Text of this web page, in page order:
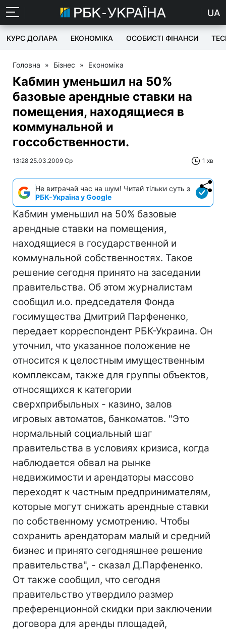
UA
КУРС ДОЛАРА ЕКОНОМІКА ОСОБИСТІ ФІНАНСИ
Головна » Бізнес » Економіка
Кабмин уменьшил на 50%
базовые арендные ставки на
помещения, находящиеся в
коммунальной и
госсобственности.
13:28 25.03.2009 Ср 1 хв
Не витрачай час на шум! Читай тільки суть з
РБК-Україна у Google
Кабмин уменьшил на 50% базовые
арендные ставки на помещения,
находящиеся в государственной и
коммунальной собственностях. Такое
решение сегодня принято на заседании
правительства. Об этом журналистам
сообщил и.о. председателя Фонда
госимущества Дмитрий Парфененко,
передает корреспондент РБК-Украина. Он
уточнил, что указанное положение не
относится к целостным имущественным
комплексам, также для группы объектов,
относящихся к категории
сверхприбыльных - казино, залов
игровых автоматов, банкоматов. "Это
нормальный социальный шаг
правительства в условиях кризиса, когда
наблюдается обвал на рынке
недвижимости и арендаторы массово
переходят к частным предпринимателям,
которые могут снижать арендные ставки
по собственному усмотрению. Чтобы
сохранить арендаторам малый и средний
бизнес и принято сегодняшнее решение
правительства", - сказал Д.Парфененко.
От также сообщил, что сегодня
правительство утвердило размер
преференционной скидки при заключении
договора для аренды площадей,